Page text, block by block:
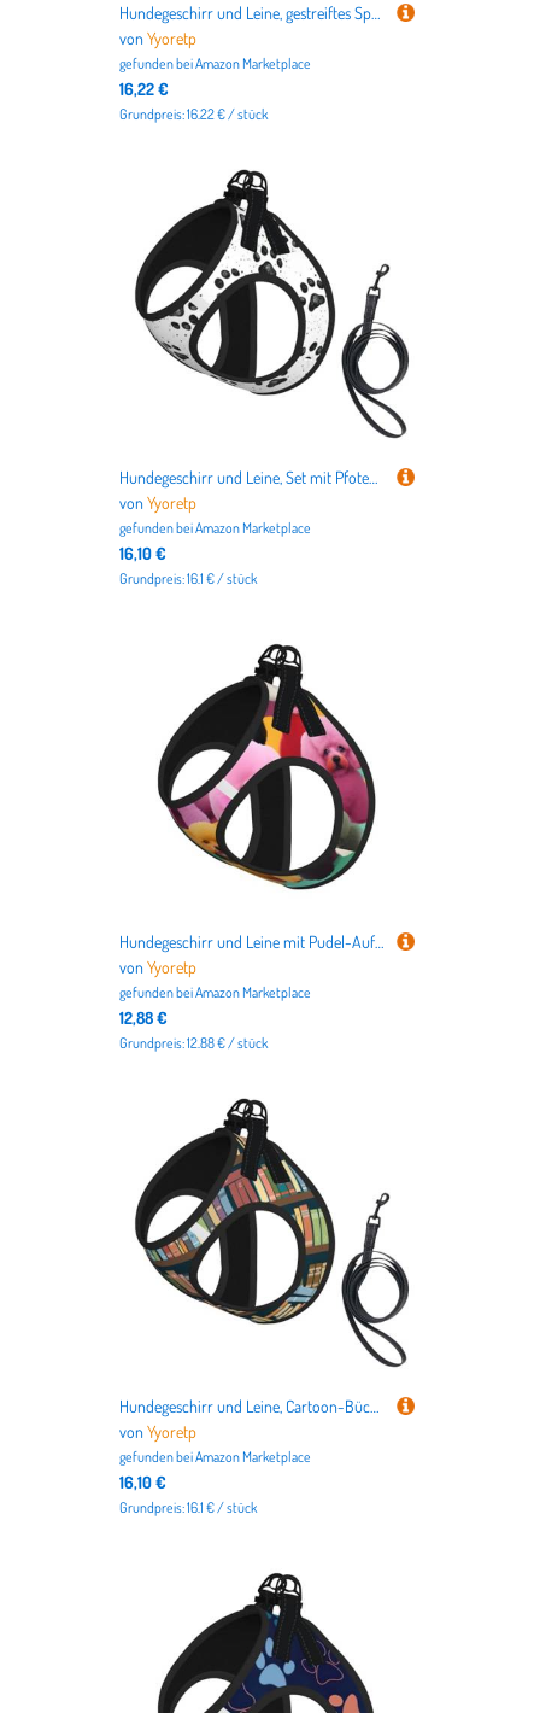
Hundegeschirr und Leine, gestreiftes Speckmuster, atmungsaktiv, verstellbar, ausbruchsicher, Weste für Katzen und Hunde
vonYyoretp
gefunden beiAmazon Marketplace
16,22 €
Grundpreis: 16.22 € / stück
Hundegeschirr und Leine, Set mit Pfotenmuster, atmungsaktiv, verstellbar, ausbruchsicher, Weste für Katzen und Hunde
vonYyoretp
gefunden beiAmazon Marketplace
16,10 €
Grundpreis: 16.1 € / stück
Hundegeschirr und Leine mit Pudel-Aufdruck, atmungsaktiv, verstellbar, ausbruchsichere Weste für Katzen und Hunde
vonYyoretp
gefunden beiAmazon Marketplace
12,88 €
Grundpreis: 12.88 € / stück
Hundegeschirr und Leine, Cartoon-Bücherregal, Bücherwurm-Druck, atmungsaktiv, verstellbar, ausbruchsicher, Weste für Katzen und Hunde
vonYyoretp
gefunden beiAmazon Marketplace
16,10 €
Grundpreis: 16.1 € / stück